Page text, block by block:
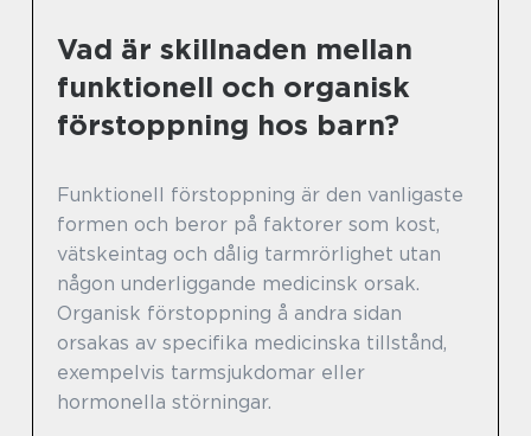
Vad är skillnaden mellan
funktionell och organisk
förstoppning hos barn?
Funktionell förstoppning är den vanligaste
formen och beror på faktorer som kost,
vätskeintag och dålig tarmrörlighet utan
någon underliggande medicinsk orsak.
Organisk förstoppning å andra sidan
orsakas av specifika medicinska tillstånd,
exempelvis tarmsjukdomar eller
hormonella störningar.